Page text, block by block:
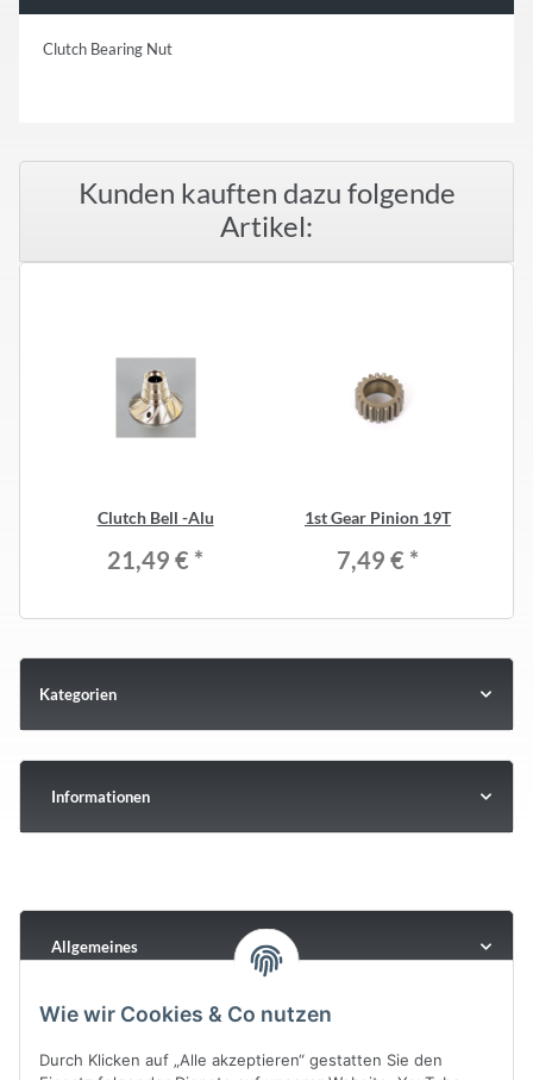
Clutch Bearing Nut
Kunden kauften dazu folgende
Artikel:
Clutch Bell -Alu
21,49 € *
1st Gear Pinion 19T
7,49 € *
Kategorien
Informationen
Allgemeines
Wie wir Cookies & Co nutzen
Durch Klicken auf „Alle akzeptieren“ gestatten Sie den